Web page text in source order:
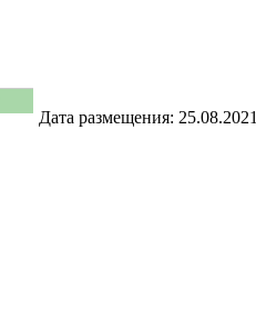
Дата размещения: 25.08.2021